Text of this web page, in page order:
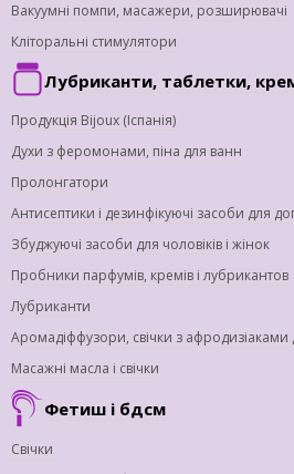
Вакуумні помпи, масажери, розширювачі
Кліторальні стимулятори
Лубриканти, таблетки,
Продукція Bijoux (Іспанія)
Духи з феромонами, піна для ванн
Пролонгатори
Антисептики і дезинфікуючі засоби для
Збуджуючі засоби для чоловіків і жінок
Пробники парфумів, кремів і лубрикантов
Лубриканти
Аромадіффузори, свічки з
Масажні масла і свічки
Фетиш і бдсм
Свічки